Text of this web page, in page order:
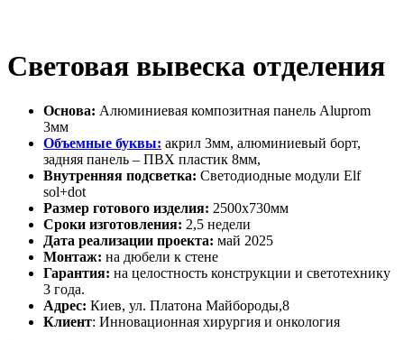
Световая вывеска отделения
Основа: Алюминиевая композитная панель Aluprom
3мм
Объемные буквы: акрил 3мм, алюминиевый борт,
задняя панель – ПВХ пластик 8мм,
Внутренняя подсветка: Светодиодные модули Elf
sol+dot
Размер готового изделия: 2500х730мм
Сроки изготовления: 2,5 недели
Дата реализации проекта: май 2025
Монтаж: на дюбели к стене
Гарантия: на целостность конструкции и светотехнику
3 года.
Адрес: Киев, ул. Платона Майбороды,8
Клиент: Инновационная хирургия и онкология